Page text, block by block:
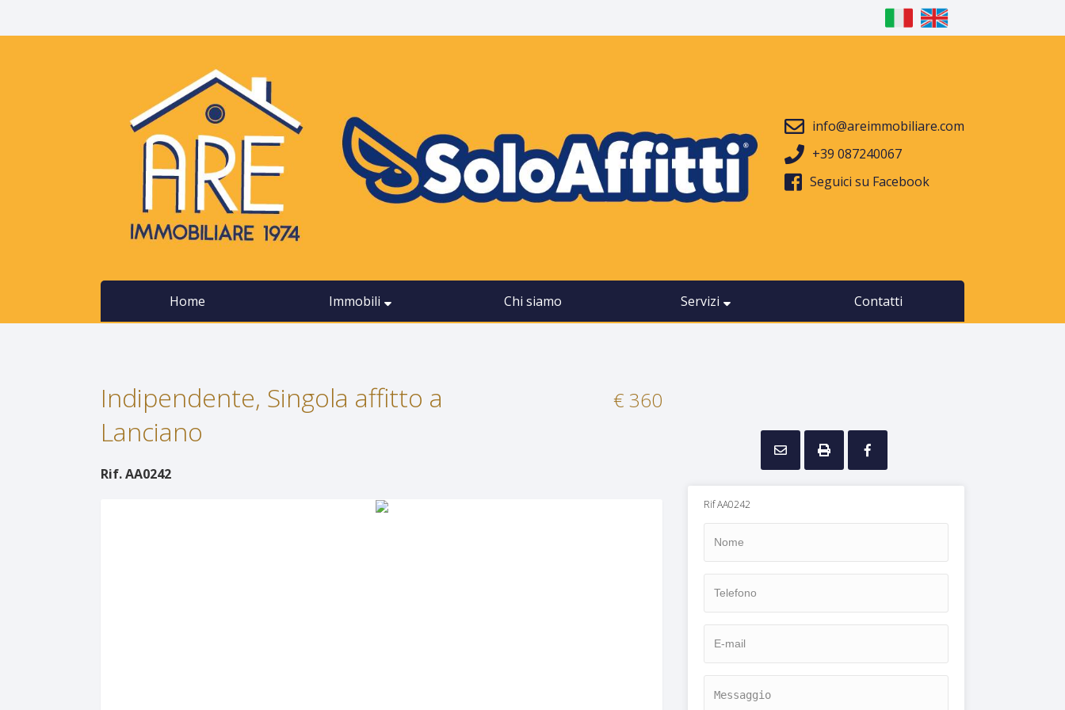
info@areimmobiliare.com
+39 087240067
Seguici su Facebook
Home Immobili Chi siamo Servizi Contatti
Indipendente, Singola affitto a
Lanciano
€ 360
Rif. AA0242
Rif AA0242